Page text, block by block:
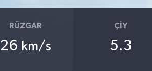
RÜZGAR
26 km/s
ÇIY
5.3